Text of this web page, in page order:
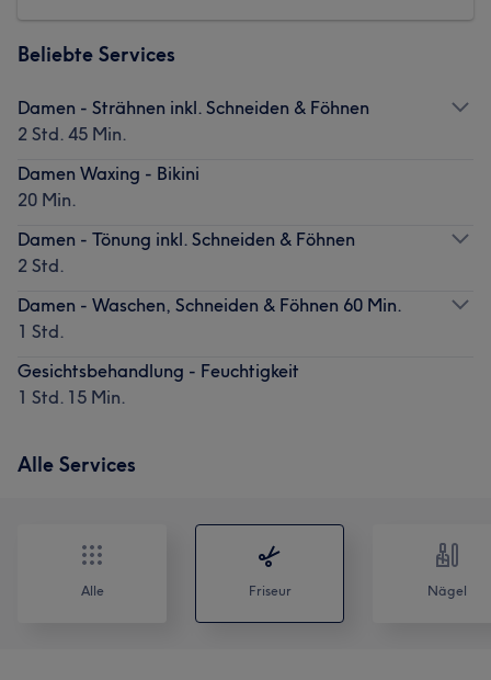
Beliebte Services
Damen - Strähnen inkl. Schneiden & Föhnen
2 Std. 45 Min.
Damen Waxing - Bikini
20 Min.
Damen - Tönung inkl. Schneiden & Föhnen
2 Std.
Damen - Waschen, Schneiden & Föhnen 60 Min.
1 Std.
Gesichtsbehandlung - Feuchtigkeit
1 Std. 15 Min.
Alle Services
Alle Friseur Nägel